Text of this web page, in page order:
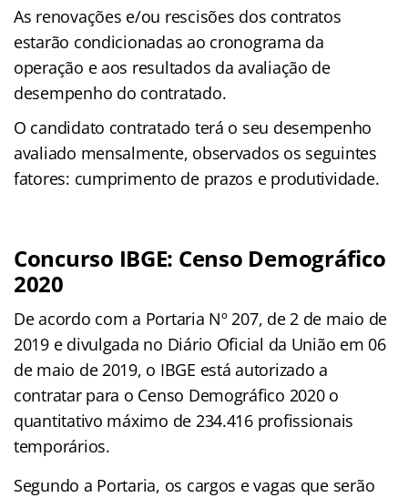
As renovações e/ou rescisões dos contratos
estarão condicionadas ao cronograma da
operação e aos resultados da avaliação de
desempenho do contratado.
O candidato contratado terá o seu desempenho
avaliado mensalmente, observados os seguintes
fatores: cumprimento de prazos e produtividade.
Concurso IBGE: Censo Demográfico
2020
De acordo com a Portaria Nº 207, de 2 de maio de
2019 e divulgada no Diário Oficial da União em 06
de maio de 2019, o IBGE está autorizado a
contratar para o Censo Demográfico 2020 o
quantitativo máximo de 234.416 profissionais
temporários.
Segundo a Portaria, os cargos e vagas que serão